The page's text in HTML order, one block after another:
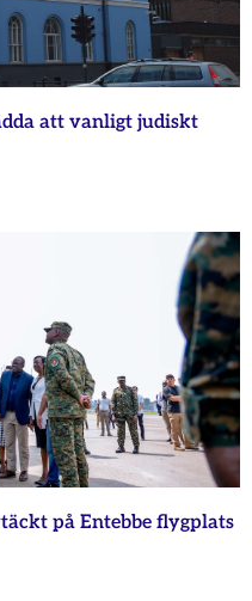
att vanligt judiskt
på Entebbe flygplats